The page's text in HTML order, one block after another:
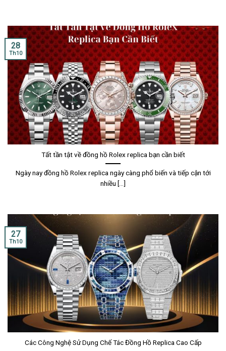
Tất tần tật về đồng hồ Rolex replica bạn cần biết
Ngày nay đồng hồ Rolex replica ngày càng phổ biến và tiếp cận tới
nhiều [...]
28
Th10
Các Công Nghệ Sử Dụng Chế Tác Đồng Hồ Replica Cao Cấp
27
Th10